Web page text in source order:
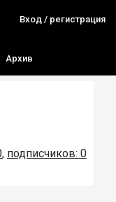
Вход / регистрация
Архив
, подписчиков: 0